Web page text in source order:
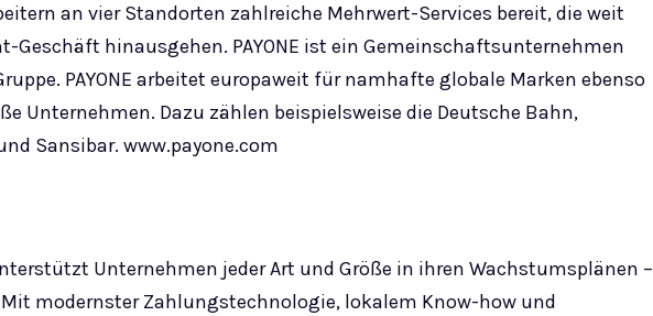
an vier Standorten zahlreiche Mehrwert-Services bereit, die weit
Geschäft hinausgehen. PAYONE ist ein Gemeinschaftsunternehmen
PAYONE arbeitet europaweit für namhafte globale Marken ebenso
Unternehmen. Dazu zählen beispielsweise die Deutsche Bahn,
Sansibar. www.payone.com
Unternehmen jeder Art und Größe in ihren Wachstumsplänen –
modernster Zahlungstechnologie, lokalem Know-how und